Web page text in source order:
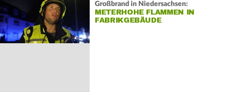
Großbrand in Niedersachsen:
METERHOHE FLAMMEN IN
FABRIKGEBÄUDE